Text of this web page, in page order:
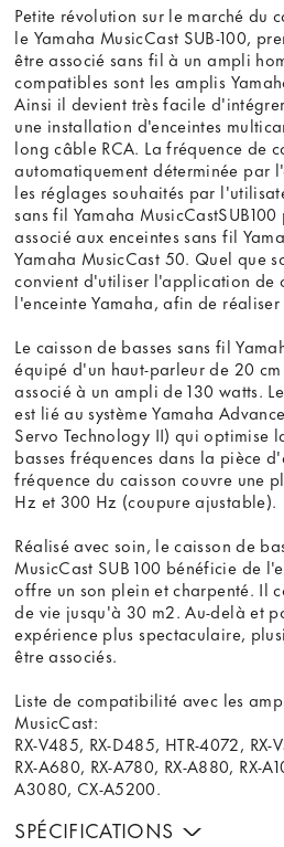
Petite révolution sur le marché du
le Yamaha MusicCast SUB-100,
être associé sans fil à un ampli
compatibles sont les amplis
Ainsi il devient très facile
une installation d'enceintes
long câble RCA. La fréquence de
automatiquement déterminée par
les réglages souhaités par
sans fil Yamaha
associé aux enceintes sans fil
Yamaha MusicCast 50. Quel que
convient d'utiliser l'application de
l'enceinte Yamaha, afin de
Le caisson de basses sans fil
équipé d'un haut-parleur de 20
associé à un ampli de 130 watts.
est lié au système Yamaha
Servo Technology II) qui optimise
basses fréquences dans la pièce
fréquence du caisson couvre une
Hz et 300 Hz (coupure ajustable).
Réalisé avec soin, le caisson de
MusicCast SUB 100 bénéficie de
offre un son plein et charpenté. Il
de vie jusqu'à 30 m2. Au-delà et
expérience plus spectaculaire,
être associés.
Liste de compatibilité avec les
MusicCast:
RX-V485, RX-D485, HTR-4072,
RX-A680, RX-A780, RX-A880, RX-
A3080, CX-A5200.
SPÉCIFICATIONS